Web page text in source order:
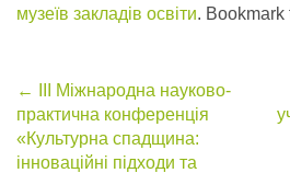
музеїв закладів освіти. Bookmark
Post
navigation
←
ІІІ Міжнародна науково-
практична конференція
«Культурна спадщина:
інноваційні підходи та